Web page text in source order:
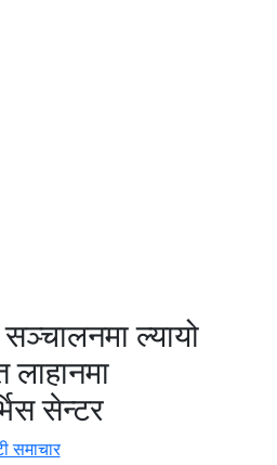
ल्यायो
लाहानमा
सेन्टर
समाचार